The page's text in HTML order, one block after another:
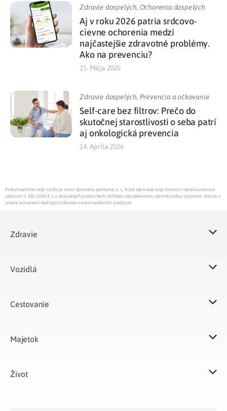
Zdravie dospelých, Ochorenia dospelých
Aj v roku 2026 patria srdcovo-
cievne ochorenia medzi
najčastejšie zdravotné problémy.
Ako na prevenciu?
15. Mája 2026
Zdravie dospelých, Prevencia a očkovanie
Self-care bez filtrov: Prečo do
skutočnej starostlivosti o seba patrí
aj onkologická prevencia
14. Apríla 2026
Poskytovateľom tejto služby je Union zdravotná poisťovňa, a. s., ktorá vykonáva svoju činnosť v rozsahu určenom
zákonom č. 581/2004 Z.z. o zdravotných poisťovniach, dohľade nad zdravotnou starostlivosťou v platnom znení a o
zmene a doplnení niektorých zákonov v znení neskorších predpisov.
Zdravie
Vozidlá​
Cestovanie
Majetok​
Život​